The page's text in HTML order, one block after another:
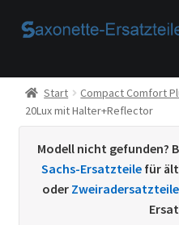
Zur
Zum
Start
AGB
Beispiel-Seite
Datenschutzerklärung von
Start Compact Comfort
20Lux mit Halter+Reflector
Modell nicht gefunden?
Sachs-Ersatzteilefür
oder